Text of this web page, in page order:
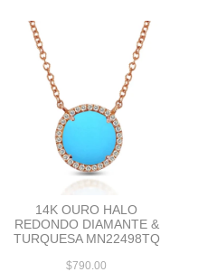
14K OURO HALO
REDONDO DIAMANTE &
TURQUESA MN22498TQ
$790.00